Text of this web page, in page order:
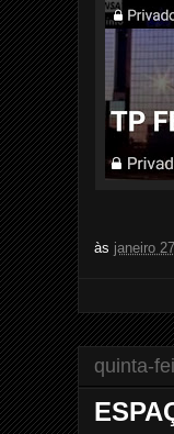
às janeiro
quinta-